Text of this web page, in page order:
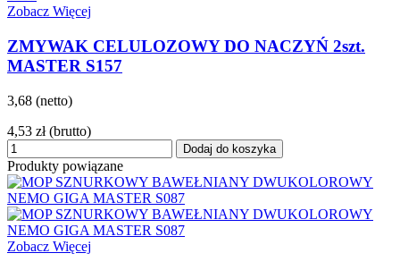
Zobacz Więcej
ZMYWAK CELULOZOWY DO NACZYŃ 2szt.
MASTER S157
3,68 (netto)
4,53 zł (brutto)
Dodaj do koszyka
Produkty powiązane
Zobacz Więcej